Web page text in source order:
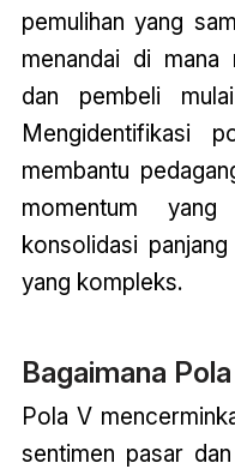
pemulihan yang
menandai di mana
dan pembeli
Mengidentifikasi
membantu
momentum
konsolidasi
yang kompleks.
Bagaimana
Pola V
sentimen pasar